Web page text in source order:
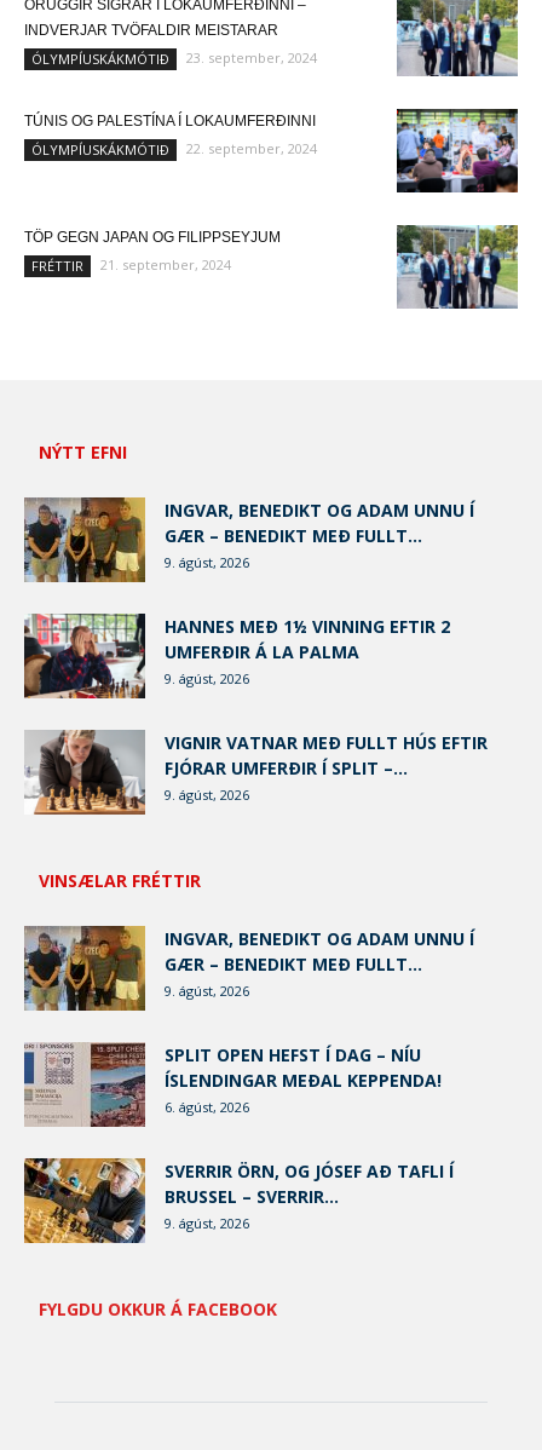
ÖRUGGIR SIGRAR Í LOKAUMFERÐINNI –
INDVERJAR TVÖFALDIR MEISTARAR
ÓLYMPÍUSKÁKMÓTIÐ 23. september, 2024
TÚNIS OG PALESTÍNA Í LOKAUMFERÐINNI
ÓLYMPÍUSKÁKMÓTIÐ 22. september, 2024
TÖP GEGN JAPAN OG FILIPPSEYJUM
FRÉTTIR 21. september, 2024
NÝTT EFNI
INGVAR, BENEDIKT OG ADAM UNNU Í
GÆR – BENEDIKT MEÐ FULLT...
9. ágúst, 2026
HANNES MEÐ 1½ VINNING EFTIR 2
UMFERÐIR Á LA PALMA
9. ágúst, 2026
VIGNIR VATNAR MEÐ FULLT HÚS EFTIR
FJÓRAR UMFERÐIR Í SPLIT –...
9. ágúst, 2026
VINSÆLAR FRÉTTIR
INGVAR, BENEDIKT OG ADAM UNNU Í
GÆR – BENEDIKT MEÐ FULLT...
9. ágúst, 2026
SPLIT OPEN HEFST Í DAG – NÍU
ÍSLENDINGAR MEÐAL KEPPENDA!
6. ágúst, 2026
SVERRIR ÖRN, OG JÓSEF AÐ TAFLI Í
BRUSSEL – SVERRIR...
9. ágúst, 2026
FYLGDU OKKUR Á FACEBOOK